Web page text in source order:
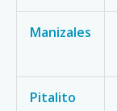
Manizales
Pitalito